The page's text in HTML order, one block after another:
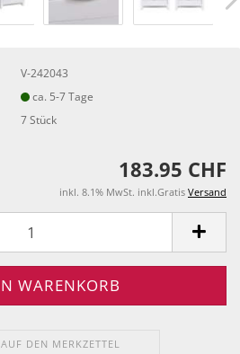
V-242043
ca. 5-7 Tage
7Stück
183.95 CHF
inkl. 8.1% MwSt. inkl.Gratis Versand
AUF DEN MERKZETTEL